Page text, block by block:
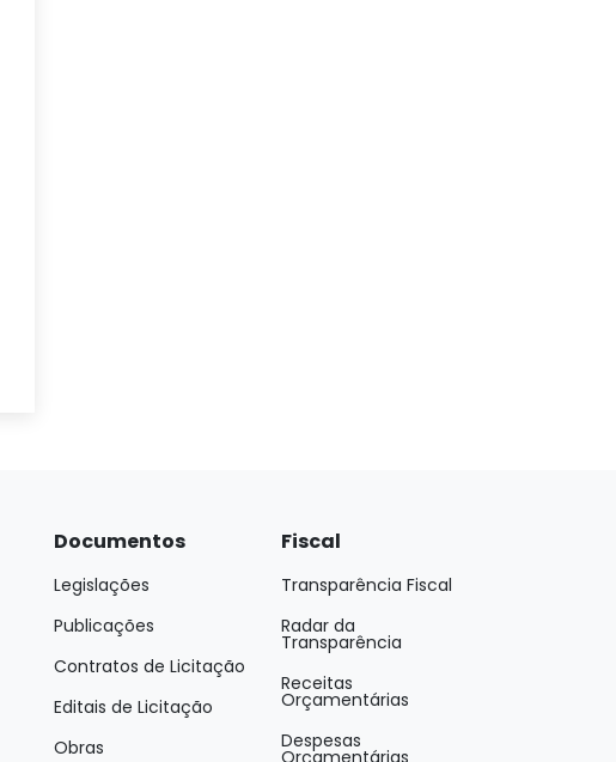
Documentos
Legislações
Publicações
Contratos de Licitação
Editais de Licitação
Obras
Fiscal
Transparência Fiscal
Radar da
Transparência
Receitas
Orçamentárias
Despesas
Orçamentárias